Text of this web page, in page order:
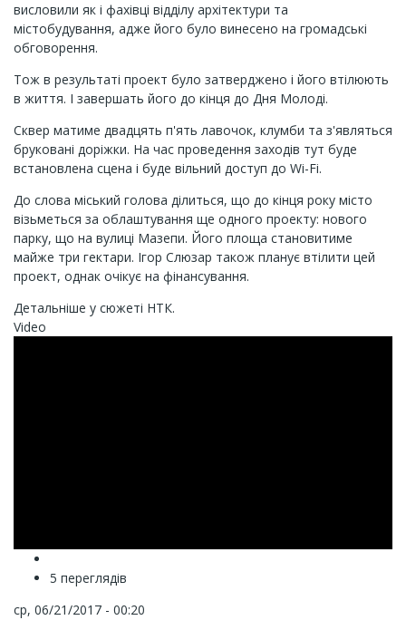
висловили як і фахівці відділу архітектури та
містобудування, адже його було винесено на громадські
обговорення.
Тож в результаті проект було затверджено і його втілюють
в життя. І завершать його до кінця до Дня Молоді.
Сквер матиме двадцять п'ять лавочок, клумби та з'являться
бруковані доріжки. На час проведення заходів тут буде
встановлена сцена і буде вільний доступ до Wi-Fi.
До слова міський голова ділиться, що до кінця року місто
візьметься за облаштування ще одного проекту: нового
парку, що на вулиці Мазепи. Його площа становитиме
майже три гектари. Ігор Слюзар також планує втілити цей
проект, однак очікує на фінансування.
Детальніше у сюжеті НТК.
Video
5 переглядів
ср, 06/21/2017 - 00:20